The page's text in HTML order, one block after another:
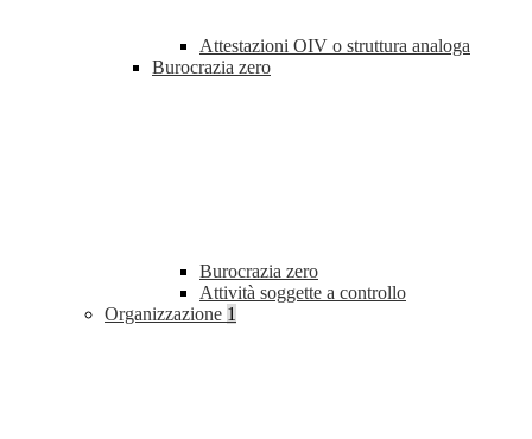
Attestazioni OIV o struttura analoga
Burocrazia zero
Burocrazia zero
Attività soggette a controllo
Organizzazione 1